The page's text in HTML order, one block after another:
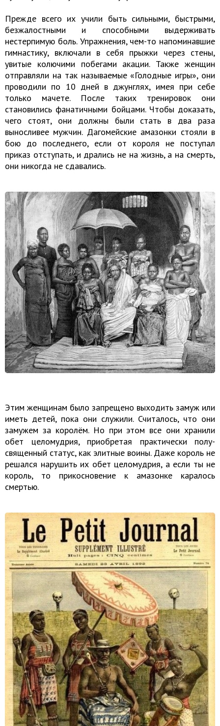
Прежде всего их учили быть сильными, быстрыми,
безжалостными и способными выдерживать
нестерпимую боль. Упражнения, чем-то напоминавшие
гимнастику, включали в себя прыжки через стены,
увитые колючими побегами акации. Также женщин
отправляли на так называемые «Голодные игры», они
проводили по 10 дней в джунглях, имея при себе
только мачете. После таких тренировок они
становились фанатичными бойцами. Чтобы доказать,
чего стоят, они должны были стать в два раза
выносливее мужчин. Дагомейские амазонки стояли в
бою до последнего, если от короля не поступал
приказ отступать, и дрались не на жизнь, а на смерть,
они никогда не сдавались.
Этим женщинам было запрещено выходить замуж или
иметь детей, пока они служили. Считалось, что они
замужем за королём. Но при этом все они хранили
обет целомудрия, приобретая практически полу-
священный статус, как элитные воины. Даже король не
решался нарушить их обет целомудрия, а если ты не
король, то прикосновение к амазонке каралось
смертью.